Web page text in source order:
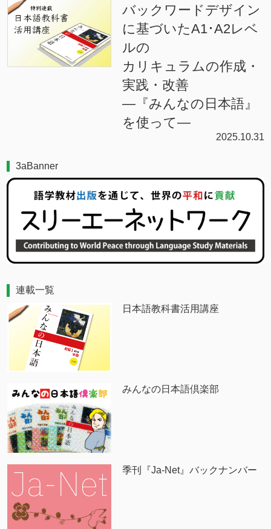
バックワードデザイン
に基づいたA1･A2レベ
ルの
カリキュラムの作成・
実践・改善
―『みんなの日本語』
を使って―
2025.10.31
3aBanner
連載一覧
日本語教科書活用講座
みんなの日本語倶楽部
季刊『Ja-Net』バックナンバー